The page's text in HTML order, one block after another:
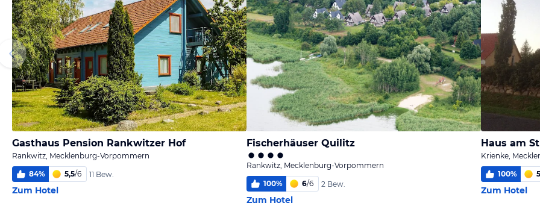
Gasthaus Pension Rankwitzer Hof
Rankwitz, Mecklenburg-Vorpommern
84% 5,5/6 11 Bew.
Zum Hotel
Fischerhäuser Quilitz
Rankwitz, Mecklenburg-Vorpommern
100% 6/6 2 Bew.
Zum Hotel
Krienke,
100%
Zum Hotel